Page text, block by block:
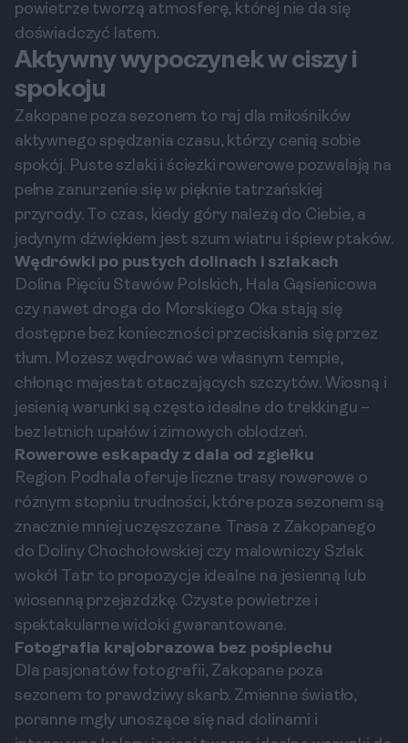
powietrze tworzą atmosferę, której nie da się
doświadczyć latem.
Aktywny wypoczynek w ciszy i
spokoju
Zakopane poza sezonem to raj dla miłośników
aktywnego spędzania czasu, którzy cenią sobie
spokój. Puste szlaki i ścieżki rowerowe pozwalają na
pełne zanurzenie się w pięknie tatrzańskiej
przyrody. To czas, kiedy góry należą do Ciebie, a
jedynym dźwiękiem jest szum wiatru i śpiew ptaków.
Wędrówki po pustych dolinach i szlakach
Dolina Pięciu Stawów Polskich, Hala Gąsienicowa
czy nawet droga do Morskiego Oka stają się
dostępne bez konieczności przeciskania się przez
tłum. Możesz wędrować we własnym tempie,
chłonąc majestat otaczających szczytów. Wiosną i
jesienią warunki są często idealne do trekkingu –
bez letnich upałów i zimowych oblodzeń.
Rowerowe eskapady z dala od zgiełku
Region Podhala oferuje liczne trasy rowerowe o
różnym stopniu trudności, które poza sezonem są
znacznie mniej uczęszczane. Trasa z Zakopanego
do Doliny Chochołowskiej czy malowniczy Szlak
wokół Tatr to propozycje idealne na jesienną lub
wiosenną przejażdżkę. Czyste powietrze i
spektakularne widoki gwarantowane.
Fotografia krajobrazowa bez pośpiechu
Dla pasjonatów fotografii, Zakopane poza
sezonem to prawdziwy skarb. Zmienne światło,
poranne mgły unoszące się nad dolinami i